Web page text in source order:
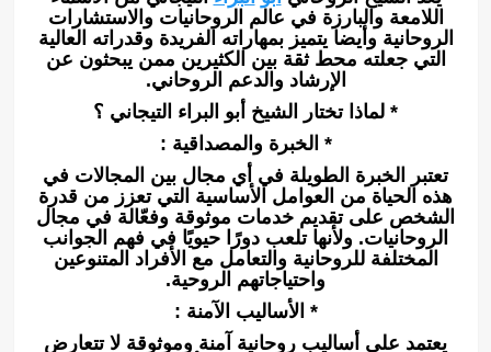
اللامعة والبارزة في عالم الروحانيات والاستشارات
الروحانية وأيضا يتميز بمهاراته الفريدة وقدراته العالية
التي جعلته محط ثقة بين الكثيرين ممن يبحثون عن
الإرشاد والدعم الروحاني.
* لماذا تختار الشيخ أبو البراء التيجاني ؟
* الخبرة والمصداقية :
تعتبر الخبرة الطويلة في أي مجال بين المجالات في
هذه الحياة من العوامل الأساسية التي تعزز من قدرة
الشخص على تقديم خدمات موثوقة وفعّالة في مجال
الروحانيات. ولأنها تلعب دورًا حيويًا في فهم الجوانب
المختلفة للروحانية والتعامل مع الأفراد المتنوعين
واحتياجاتهم الروحية.
* الأساليب الآمنة :
يعتمد على أساليب روحانية آمنة وموثوقة لا تتعارض